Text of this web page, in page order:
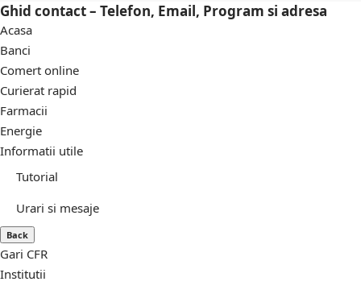
Ghid contact – Telefon, Email, Program si adresa
Acasa
Banci
Comert online
Curierat rapid
Farmacii
Energie
Informatii utile
Tutorial
Urari si mesaje
Back
Gari CFR
Institutii